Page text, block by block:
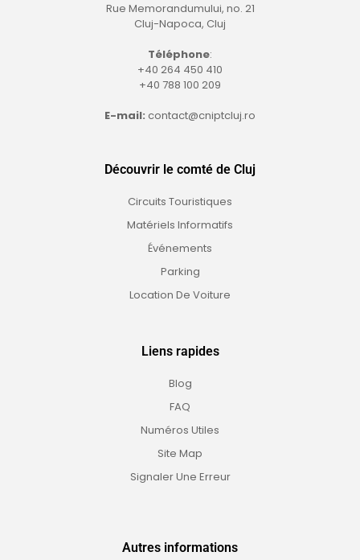
Rue Memorandumului, no. 21
Cluj-Napoca, Cluj
Téléphone:
+40 264 450 410
+40 788 100 209
E-mail: contact@cniptcluj.ro
Découvrir le comté de Cluj
Circuits Touristiques
Matériels Informatifs
Événements
Parking
Location De Voiture
Liens rapides
Blog
FAQ
Numéros Utiles
Site Map
Signaler Une Erreur
Autres informations